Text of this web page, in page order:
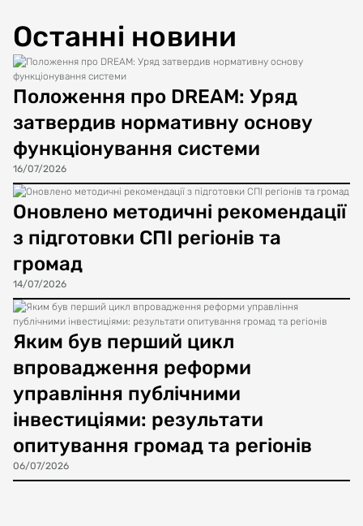
Останні новини
Положення про DREAM: Уряд
затвердив нормативну основу
функціонування системи
16/07/2026
Оновлено методичні рекомендації
з підготовки СПІ регіонів та
громад
14/07/2026
Яким був перший цикл
впровадження реформи
управління публічними
інвестиціями: результати
опитування громад та регіонів
06/07/2026